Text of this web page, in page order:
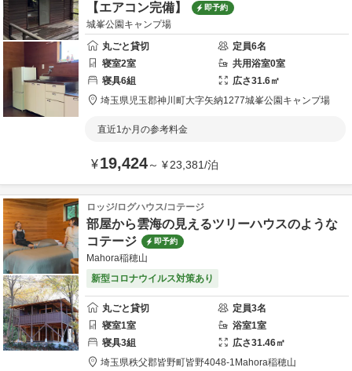
【エアコン完備】
即予約
城峯公園キャンプ場
丸ごと貸切
定員6名
寝室2室 共用浴室0室
寝具6組 広さ31.6㎡
埼玉県児玉郡神川町大字矢納1277城峯公園キャンプ場
直近1か月の参考料金
¥19,424～ ¥23,381/泊
ロッジ/ログハウス/コテージ
部屋から雲海の見えるツリーハウスのような
コテージ
即予約
Mahora稲穂山
新型コロナウイルス対策あり
丸ごと貸切 定員3名
寝室1室 浴室1室
寝具3組 広さ31.46㎡
埼玉県秩父郡皆野町皆野4048-1 Mahora稲穂山